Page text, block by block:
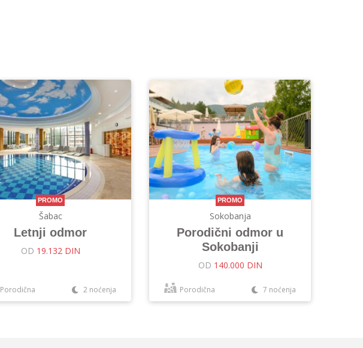
PROMO
Šabac
Letnji odmor
OD 19.132 DIN
Porodična 2 noćenja
PROMO
Sokobanja
Porodični odmor u
Sokobanji
OD 140.000 DIN
Porodična 7 noćenja